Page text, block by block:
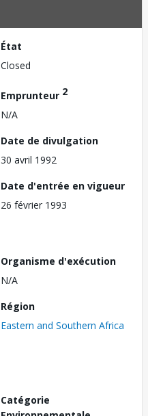
État
Closed
Emprunteur 2
N/A
Date de divulgation
30 avril 1992
Date d'entrée en vigueur
26 février 1993
Organisme d'exécution
N/A
Région
Eastern and Southern Africa
Catégorie